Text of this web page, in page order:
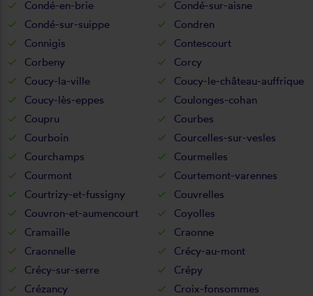
Condé-en-brie
Condé-sur-aisne
Condé-sur-suippe
Condren
Connigis
Contescourt
Corbeny
Corcy
Coucy-la-ville
Coucy-le-château-auffrique
Coucy-lès-eppes
Coulonges-cohan
Coupru
Courbes
Courboin
Courcelles-sur-vesles
Courchamps
Courmelles
Courmont
Courtemont-varennes
Courtrizy-et-fussigny
Couvrelles
Couvron-et-aumencourt
Coyolles
Cramaille
Craonne
Craonnelle
Crécy-au-mont
Crécy-sur-serre
Crépy
Crézancy
Croix-fonsommes